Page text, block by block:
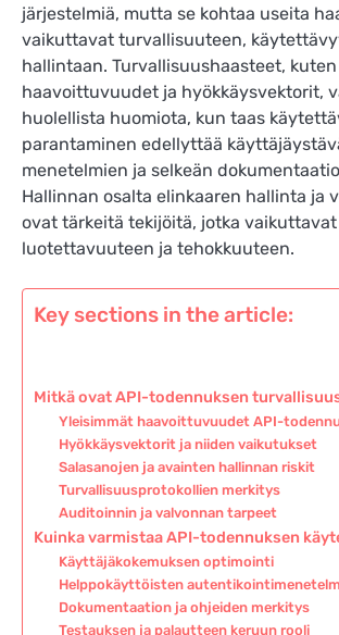
järjestelmiä, mutta se kohtaa useita
vaikuttavat turvallisuuteen,
hallintaan. Turvallisuushaasteet, kuten
haavoittuvuudet ja hyökkäysvektorit,
huolellista huomiota, kun taas
parantaminen edellyttää
menetelmien ja selkeän
Hallinnan osalta elinkaaren hallinta ja
ovat tärkeitä tekijöitä, jotka
luotettavuuteen ja tehokkuuteen.
Key sections in the article:
Mitkä ovat API-todennuksen
Yleisimmät haavoittuvuudet API-
Hyökkäysvektorit ja niiden vaikutukset
Salasanojen ja avainten hallinnan riskit
Turvallisuusprotokollien merkitys
Auditoinnin ja valvonnan tarpeet
Kuinka varmistaa API-todennuksen
Käyttäjäkokemuksen optimointi
Helppokäyttöisten
Dokumentaation ja ohjeiden merkitys
Testauksen ja palautteen keruun rooli